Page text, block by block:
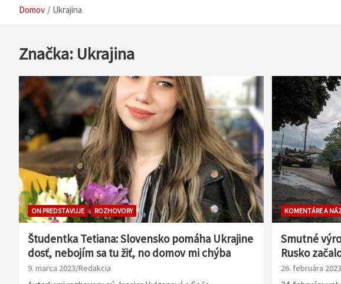
Domov Ukrajina
Značka: Ukrajina
ON PREDSTAVUJE ROZHOVORY
Študentka Tetiana: Slovensko pomáha Ukrajine
dosť, nebojím sa tu žiť, no domov mi chýba
9. marca 2023 Redakcia
KOMENTÁRE A
Smutné
Rusko
26. februára 2023